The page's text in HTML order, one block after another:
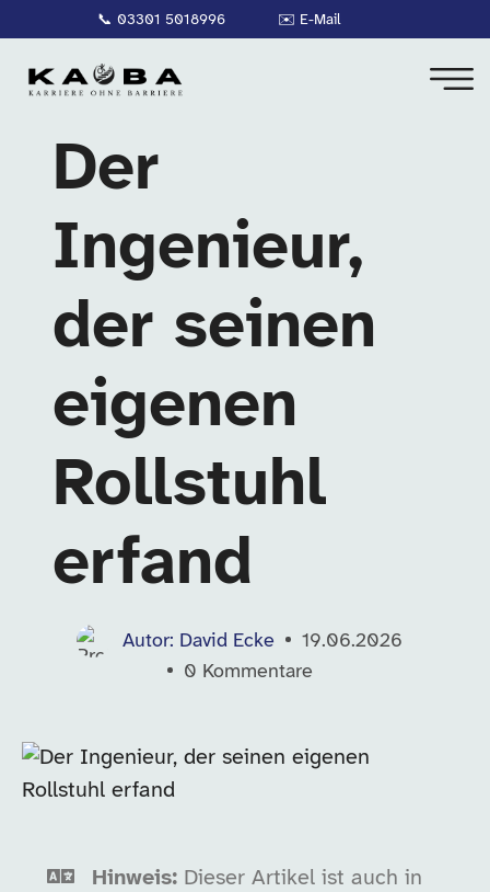
📞 03301 5018996 ✉️ E-Mail
Der
Ingenieur,
der seinen
eigenen
Rollstuhl
erfand
Autor: David Ecke
19.06.2026
0 Kommentare
Hinweis: Dieser Artikel ist auch in